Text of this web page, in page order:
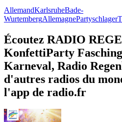
AllemandKarlsruheBade-
WurtembergAllemagnePartyschlager
Écoutez RADIO
KonfettiParty
Karneval, Radio
d'autres radios du
l'app de radio.fr